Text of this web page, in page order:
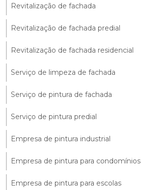
Revitalização de fachada
Revitalização de fachada predial
Revitalização de fachada residencial
Serviço de limpeza de fachada
Serviço de pintura de fachada
Serviço de pintura predial
Empresa de pintura industrial
Empresa de pintura para condomínios
Empresa de pintura para escolas